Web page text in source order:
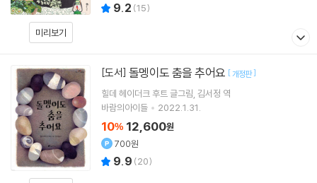
미리보기
9.2 (15)
[도서] 돌멩이도 춤을 추어요 [개정판]
힐데 헤이더크 후트글그림 김서정 역
바람의아이들
2022.1.31.
10% 12,600원
700원
9.9 (20)